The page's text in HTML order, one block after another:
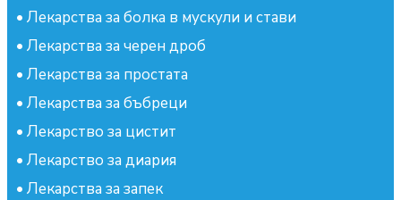
• Лекарства за болка в мускули и стави
• Лекарства за черен дроб
• Лекарства за простата
• Лекарства за бъбреци
• Лекарство за цистит
• Лекарство за диария
• Лекарства за запек